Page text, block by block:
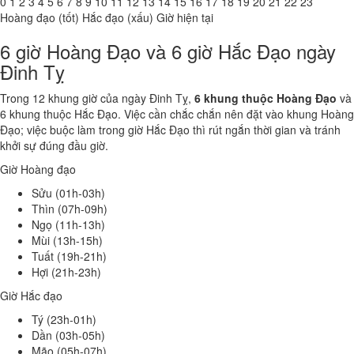
Hoàng đạo (tốt) Hắc đạo (xấu) Giờ hiện tại
6 giờ Hoàng Đạo và 6 giờ Hắc Đạo ngày
Đinh Tỵ
Trong 12 khung giờ của ngày Đinh Tỵ, 6 khung thuộc Hoàng Đạo và
6 khung thuộc Hắc Đạo. Việc cần chắc chắn nên đặt vào khung Hoàng
Đạo; việc buộc làm trong giờ Hắc Đạo thì rút ngắn thời gian và tránh
khởi sự đúng đầu giờ.
Giờ Hoàng đạo
Sửu (01h-03h)
Thìn (07h-09h)
Ngọ (11h-13h)
Mùi (13h-15h)
Tuất (19h-21h)
Hợi (21h-23h)
Giờ Hắc đạo
Tý (23h-01h)
Dần (03h-05h)
Mão (05h-07h)